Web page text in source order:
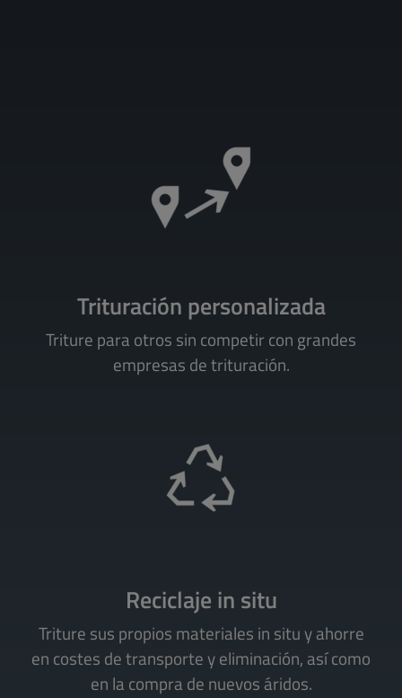
Trituración personalizada
Triture para otros sin competir con grandes
empresas de trituración.
Reciclaje in situ
Triture sus propios materiales in situ y ahorre
en costes de transporte y eliminación, así como
en la compra de nuevos áridos.